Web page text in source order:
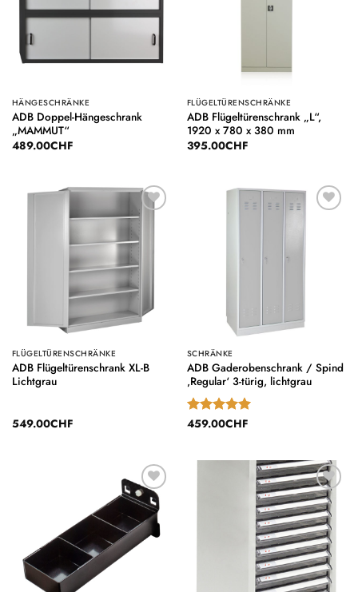
HÄNGESCHRÄNKE
ADB Doppel-Hängeschrank
„MAMMUT“
489.00CHF
FLÜGELTÜRENSCHRÄNKE
ADB Flügeltürenschrank „L“,
1920 x 780 x 380 mm
395.00CHF
Auf die
FLÜGELTÜRENSCHRÄNKE
ADB Flügeltürenschrank XL-B
Lichtgrau
549.00CHF
SCHRÄNKE
ADB Gaderobenschrank / Spind
‚Regular‘ 3-türig, lichtgrau
Bewertet
459.00CHF
Auf die
Wunschliste
Auf die
Wunschliste